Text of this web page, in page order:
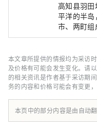
高知县羽
平洋的半
市、两町
国闻名的
的恩惠，
本文章所提供的情报均为采访
及价格有可能会发生变化。请
的相关资讯是作者基于采访期
务的内容和价格可能会有变更
本页中的部分内容是由自动